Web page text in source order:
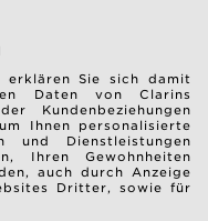
erklären Sie sich damit
Daten von Clarins
Kundenbeziehungen
Ihnen personalisierte
und Dienstleistungen
Ihren Gewohnheiten
auch durch Anzeige
Dritter, sowie für